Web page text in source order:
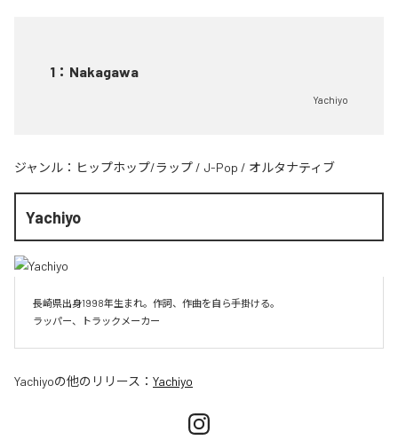
1 ： Nakagawa
Yachiyo
ジャンル： ヒップホップ/ラップ / J-Pop / オルタナティブ
Yachiyo
長崎県出身1998年生まれ。作詞、作曲を自ら手掛ける。
Yachiyoの他のリリース： Yachiyo